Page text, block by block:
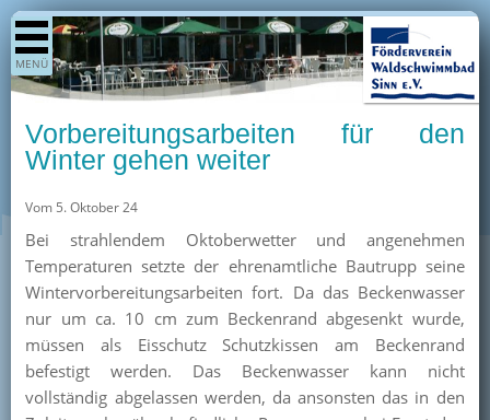
MENÜ
Shop
Aktuelles
Termine
Kurse
Unterstützer
Vorbereitungsarbeiten für den
Winter gehen weiter
Vom 5. Oktober 24
Bei strahlendem Oktoberwetter und angenehmen
Temperaturen setzte der ehrenamtliche Bautrupp seine
Wintervorbereitungsarbeiten fort. Da das Beckenwasser
nur um ca. 10 cm zum Beckenrand abgesenkt wurde,
müssen als Eisschutz Schutzkissen am Beckenrand
befestigt werden. Das Beckenwasser kann nicht
vollständig abgelassen werden, da ansonsten das in den